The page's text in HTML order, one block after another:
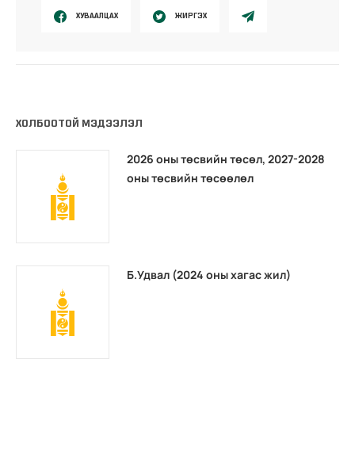
ХУВААЛЦАХ ЖИРГЭХ
ХОЛБООТОЙ МЭДЭЭЛЭЛ
2026 оны төсвийн төсөл, 2027-2028
оны төсвийн төсөөлөл
Б.Удвал (2024 оны хагас жил)